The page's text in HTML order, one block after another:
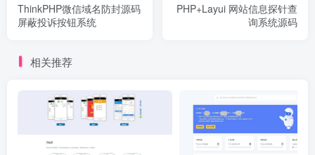
ThinkPHP微信域名防封源码
屏蔽投诉按钮系统
PHP+Layui 网站信息探针查
询系统源码
相关推荐